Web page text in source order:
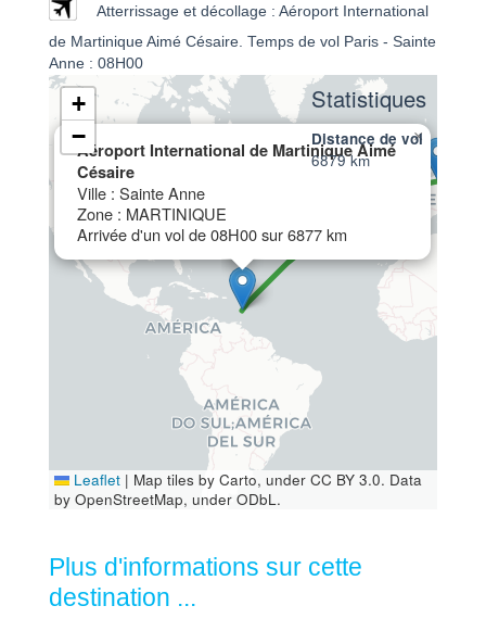
Atterrissage et décollage : Aéroport International
de Martinique Aimé Césaire. Temps de vol Paris - Sainte
Anne : 08H00
Aéroport International de Martinique Aimé
Césaire
Ville : Sainte Anne
Zone : MARTINIQUE
Arrivée d'un vol de 08H00 sur 6877 km
×
+
−
Statistiques
Distance de vol
6879 km
Leaflet | Map tiles by Carto, under CC BY 3.0. Data
by OpenStreetMap, under ODbL.
Plus d'informations sur cette
destination ...